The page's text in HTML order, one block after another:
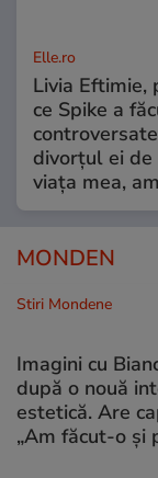
Elle.ro
Livia Eftimie,
ce Spike a
divorțul ei de
viața mea,
MONDEN
Stiri Mondene
Imagini cu
după o nouă
estetică. Are
„Am făcut-o și